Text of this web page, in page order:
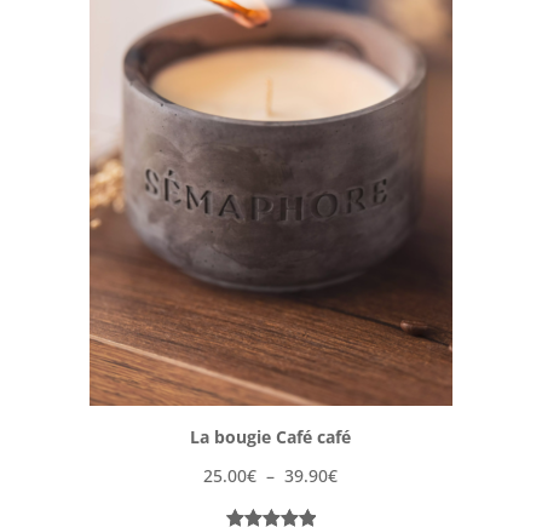
La bougie Café café
25.00€ – 39.90€Plage